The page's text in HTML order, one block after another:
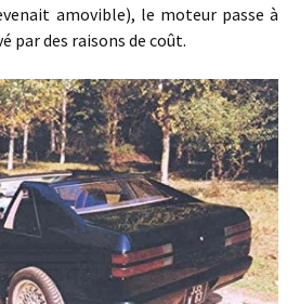
amovible), le moteur passe à
par des raisons de coût.